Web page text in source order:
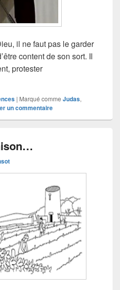
il ne faut pas le garder
content de son sort. Il
protester
peut éviter la trahison
| Marqué comme Judas,
un commentaire